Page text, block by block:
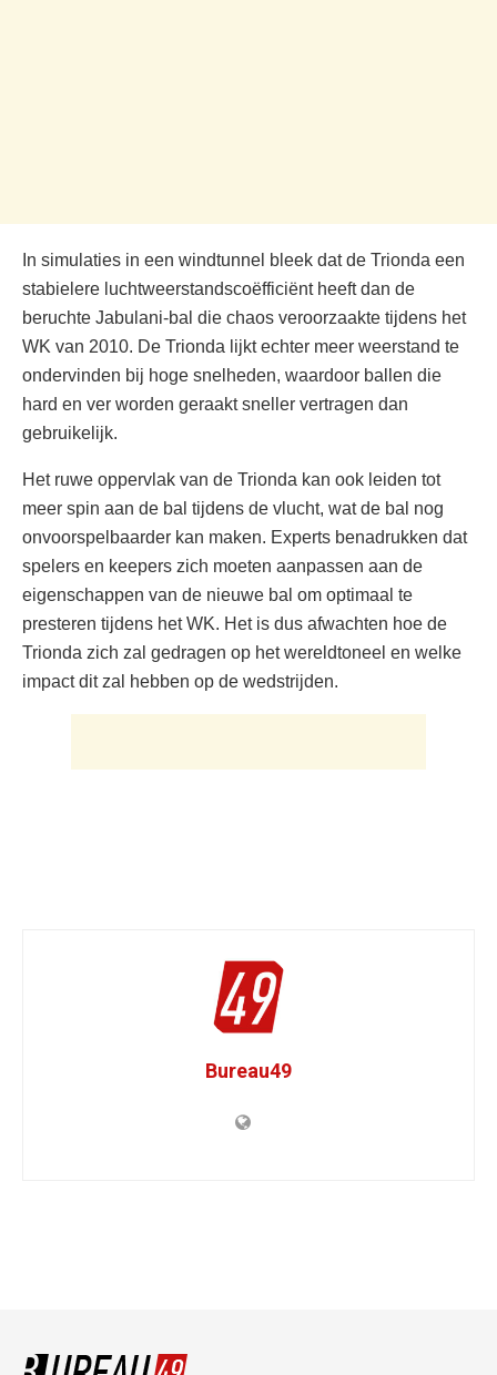
In simulaties in een windtunnel bleek dat de Trionda een
stabielere luchtweerstandscoëfficiënt heeft dan de
beruchte Jabulani-bal die chaos veroorzaakte tijdens het
WK van 2010. De Trionda lijkt echter meer weerstand te
ondervinden bij hoge snelheden, waardoor ballen die
hard en ver worden geraakt sneller vertragen dan
gebruikelijk.
Het ruwe oppervlak van de Trionda kan ook leiden tot
meer spin aan de bal tijdens de vlucht, wat de bal nog
onvoorspelbaarder kan maken. Experts benadrukken dat
spelers en keepers zich moeten aanpassen aan de
eigenschappen van de nieuwe bal om optimaal te
presteren tijdens het WK. Het is dus afwachten hoe de
Trionda zich zal gedragen op het wereldtoneel en welke
impact dit zal hebben op de wedstrijden.
Bureau49